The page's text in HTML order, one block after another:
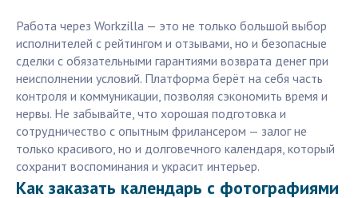
Работа через Workzilla — это не только большой выбор
исполнителей с рейтингом и отзывами, но и безопасные
сделки с обязательными гарантиями возврата денег при
неисполнении условий. Платформа берёт на себя часть
контроля и коммуникации, позволяя сэкономить время и
нервы. Не забывайте, что хорошая подготовка и
сотрудничество с опытным фрилансером — залог не
только красивого, но и долговечного календаря, который
сохранит воспоминания и украсит интерьер.
Как заказать календарь с фотографиями